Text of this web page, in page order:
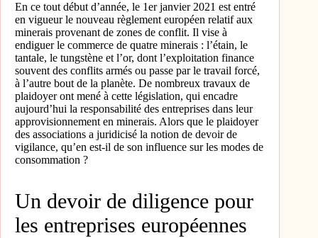
En ce tout début d’année, le 1er janvier 2021 est entré
en vigueur le nouveau règlement européen relatif aux
minerais provenant de zones de conflit. Il vise à
endiguer le commerce de quatre minerais : l’étain, le
tantale, le tungstène et l’or, dont l’exploitation finance
souvent des conflits armés ou passe par le travail forcé,
à l’autre bout de la planète. De nombreux travaux de
plaidoyer ont mené à cette législation, qui encadre
aujourd’hui la responsabilité des entreprises dans leur
approvisionnement en minerais. Alors que le plaidoyer
des associations a juridicisé la notion de devoir de
vigilance, qu’en est-il de son influence sur les modes de
consommation ?
Un devoir de diligence pour
les entreprises européennes